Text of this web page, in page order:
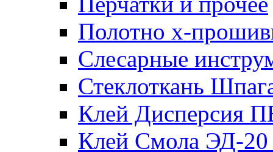
Полотно х-
Слесарные
Стеклоткань
Клей Дисперсия
Клей Смола ЭД-20